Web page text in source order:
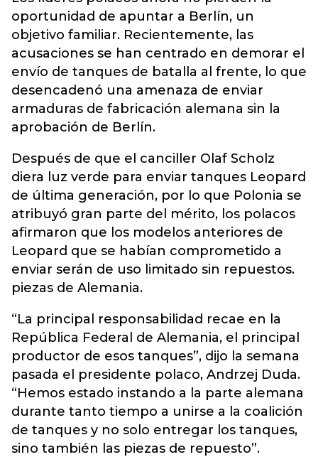
oportunidad de apuntar a Berlín, un
objetivo familiar. Recientemente, las
acusaciones se han centrado en demorar el
envío de tanques de batalla al frente, lo que
desencadenó una amenaza de enviar
armaduras de fabricación alemana sin la
aprobación de Berlín.
Después de que el canciller Olaf Scholz
diera luz verde para enviar tanques Leopard
de última generación, por lo que Polonia se
atribuyó gran parte del mérito, los polacos
afirmaron que los modelos anteriores de
Leopard que se habían comprometido a
enviar serán de uso limitado sin repuestos.
piezas de Alemania.
“La principal responsabilidad recae en la
República Federal de Alemania, el principal
productor de esos tanques”, dijo la semana
pasada el presidente polaco, Andrzej Duda.
“Hemos estado instando a la parte alemana
durante tanto tiempo a unirse a la coalición
de tanques y no solo entregar los tanques,
sino también las piezas de repuesto”.